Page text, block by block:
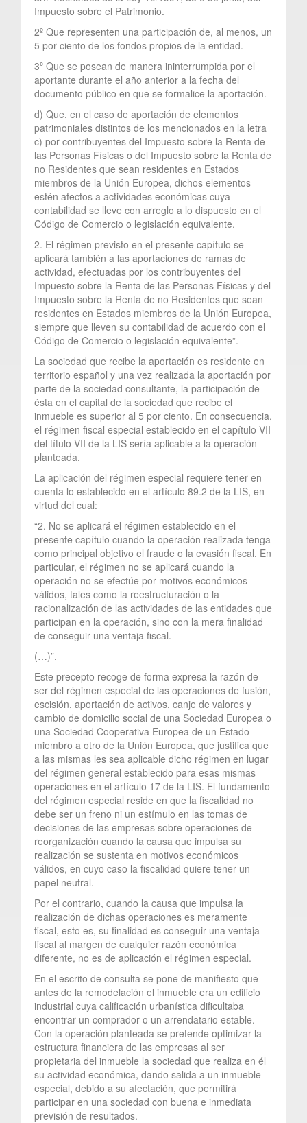
Impuesto sobre el Patrimonio.
2º Que representen una participación de, al menos, un
5 por ciento de los fondos propios de la entidad.
3º Que se posean de manera ininterrumpida por el
aportante durante el año anterior a la fecha del
documento público en que se formalice la aportación.
d) Que, en el caso de aportación de elementos
patrimoniales distintos de los mencionados en la letra
c) por contribuyentes del Impuesto sobre la Renta de
las Personas Físicas o del Impuesto sobre la Renta de
no Residentes que sean residentes en Estados
miembros de la Unión Europea, dichos elementos
estén afectos a actividades económicas cuya
contabilidad se lleve con arreglo a lo dispuesto en el
Código de Comercio o legislación equivalente.
2. El régimen previsto en el presente capítulo se
aplicará también a las aportaciones de ramas de
actividad, efectuadas por los contribuyentes del
Impuesto sobre la Renta de las Personas Físicas y del
Impuesto sobre la Renta de no Residentes que sean
residentes en Estados miembros de la Unión Europea,
siempre que lleven su contabilidad de acuerdo con el
Código de Comercio o legislación equivalente”.
La sociedad que recibe la aportación es residente en
territorio español y una vez realizada la aportación por
parte de la sociedad consultante, la participación de
ésta en el capital de la sociedad que recibe el
inmueble es superior al 5 por ciento. En consecuencia,
el régimen fiscal especial establecido en el capítulo VII
del título VII de la LIS sería aplicable a la operación
planteada.
La aplicación del régimen especial requiere tener en
cuenta lo establecido en el artículo 89.2 de la LIS, en
virtud del cual:
“2. No se aplicará el régimen establecido en el
presente capítulo cuando la operación realizada tenga
como principal objetivo el fraude o la evasión fiscal. En
particular, el régimen no se aplicará cuando la
operación no se efectúe por motivos económicos
válidos, tales como la reestructuración o la
racionalización de las actividades de las entidades que
participan en la operación, sino con la mera finalidad
de conseguir una ventaja fiscal.
(…)”.
Este precepto recoge de forma expresa la razón de
ser del régimen especial de las operaciones de fusión,
escisión, aportación de activos, canje de valores y
cambio de domicilio social de una Sociedad Europea o
una Sociedad Cooperativa Europea de un Estado
miembro a otro de la Unión Europea, que justifica que
a las mismas les sea aplicable dicho régimen en lugar
del régimen general establecido para esas mismas
operaciones en el artículo 17 de la LIS. El fundamento
del régimen especial reside en que la fiscalidad no
debe ser un freno ni un estímulo en las tomas de
decisiones de las empresas sobre operaciones de
reorganización cuando la causa que impulsa su
realización se sustenta en motivos económicos
válidos, en cuyo caso la fiscalidad quiere tener un
papel neutral.
Por el contrario, cuando la causa que impulsa la
realización de dichas operaciones es meramente
fiscal, esto es, su finalidad es conseguir una ventaja
fiscal al margen de cualquier razón económica
diferente, no es de aplicación el régimen especial.
En el escrito de consulta se pone de manifiesto que
antes de la remodelación el inmueble era un edificio
industrial cuya calificación urbanística dificultaba
encontrar un comprador o un arrendatario estable.
Con la operación planteada se pretende optimizar la
estructura financiera de las empresas al ser
propietaria del inmueble la sociedad que realiza en él
su actividad económica, dando salida a un inmueble
especial, debido a su afectación, que permitirá
participar en una sociedad con buena e inmediata
previsión de resultados.